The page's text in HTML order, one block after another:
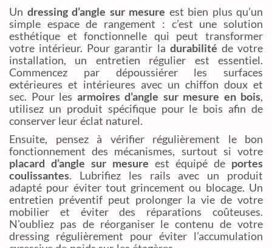
Un dressing d’angle sur mesure est bien plus qu’un
simple espace de rangement : c’est une solution
esthétique et fonctionnelle qui peut transformer
votre intérieur. Pour garantir la durabilité de votre
installation, un entretien régulier est essentiel.
Commencez par dépoussiérer les surfaces
extérieures et intérieures avec un chiffon doux et
sec. Pour les armoires d’angle sur mesure en bois,
utilisez un produit spécifique pour le bois afin de
conserver leur éclat naturel.
Ensuite, pensez à vérifier régulièrement le bon
fonctionnement des mécanismes, surtout si votre
placard d’angle sur mesure est équipé de portes
coulissantes. Lubrifiez les rails avec un produit
adapté pour éviter tout grincement ou blocage. Un
entretien préventif peut prolonger la vie de votre
mobilier et éviter des réparations coûteuses.
N’oubliez pas de réorganiser le contenu de votre
dressing régulièrement pour éviter l’accumulation